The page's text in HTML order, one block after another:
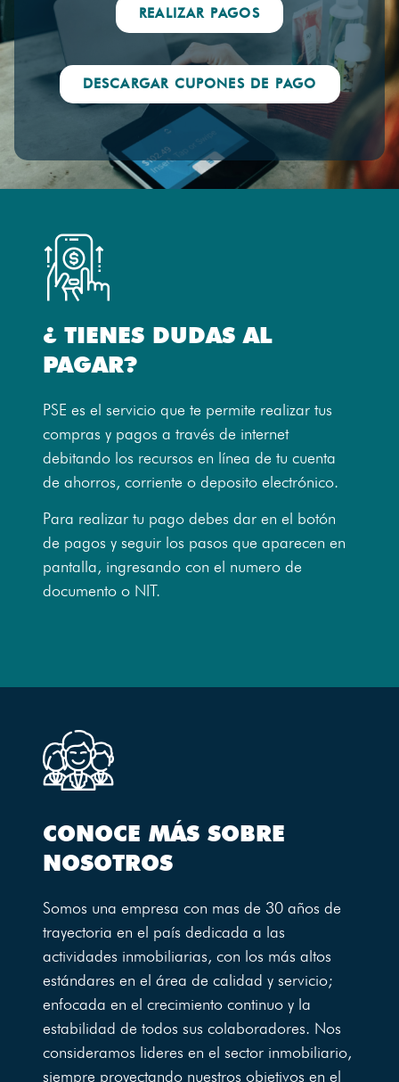
REALIZAR PAGOS
DESCARGAR CUPONES DE PAGO
¿ TIENES DUDAS AL
PAGAR?
PSE es el servicio que te permite realizar tus
compras y pagos a través de internet
debitando los recursos en línea de tu cuenta
de ahorros, corriente o deposito electrónico.
Para realizar tu pago debes dar en el botón
de pagos y seguir los pasos que aparecen en
pantalla, ingresando con el numero de
documento o NIT.
CONOCE MÁS SOBRE
NOSOTROS
Somos una empresa con mas de 30 años de
trayectoria en el país dedicada a las
actividades inmobiliarias, con los más altos
estándares en el área de calidad y servicio;
enfocada en el crecimiento continuo y la
estabilidad de todos sus colaboradores. Nos
consideramos lideres en el sector inmobiliario,
siempre proyectando nuestros objetivos en el